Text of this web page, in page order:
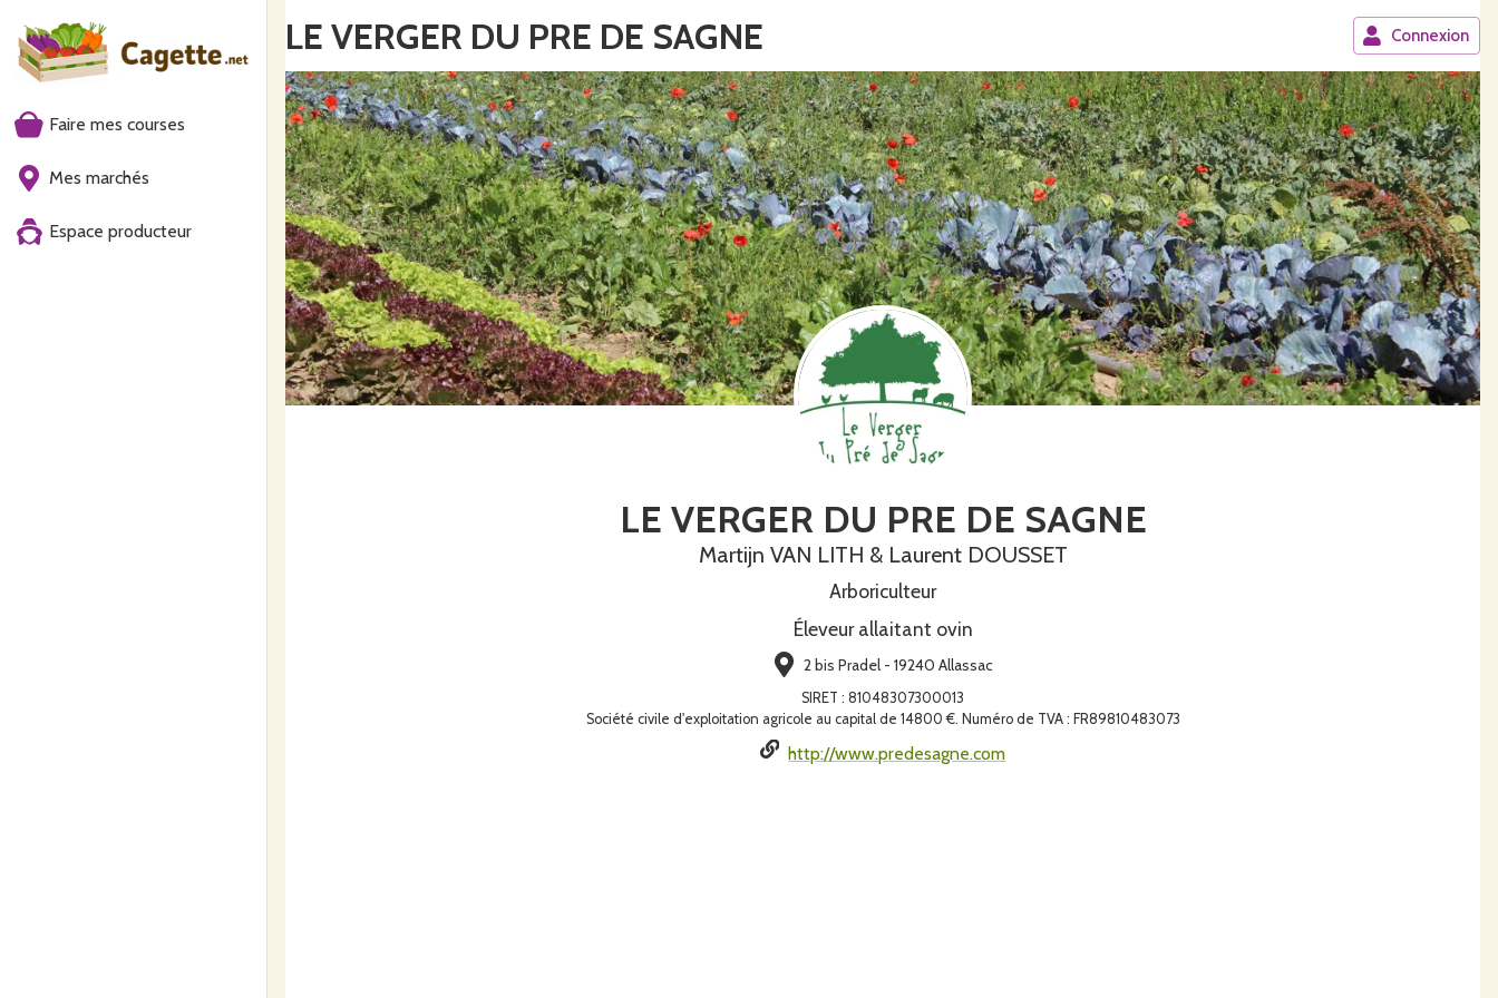
Faire mes courses
Mes marchés
Espace producteur
LE VERGER DU PRE DE SAGNE Connexion
LE VERGER DU PRE DE SAGNE
Martijn VAN LITH & Laurent DOUSSET
Arboriculteur
Éleveur allaitant ovin
2 bis Pradel - 19240 Allassac
SIRET : 81048307300013
Société civile d'exploitation agricole au capital de 14800 €. Numéro de TVA : FR89810483073
http://www.predesagne.com